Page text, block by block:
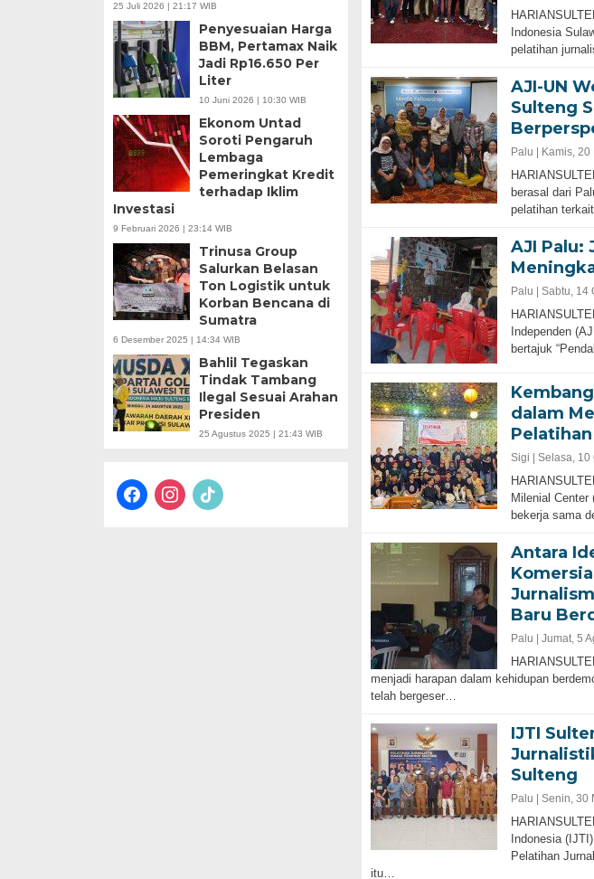
25 Juli 2026 | 21:17 WIB
Penyesuaian Harga
BBM, Pertamax Naik
Jadi Rp16.650 Per
Liter
10 Juni 2026 | 10:30 WIB
Ekonom Untad
Soroti Pengaruh
Lembaga
Pemeringkat Kredit
terhadap Iklim
Investasi
9 Februari 2026 | 23:14 WIB
Trinusa Group
Salurkan Belasan
Ton Logistik untuk
Korban Bencana di
Sumatra
6 Desember 2025 | 14:34 WIB
Bahlil Tegaskan
Tindak Tambang
Ilegal Sesuai Arahan
Presiden
25 Agustus 2025 | 21:43 WIB
facebookinstagram
tiktok
Indonesia
pelatihan
AJI-UN
Sulteng
Palu | Kamis, 20
berasal dari
pelatihan
AJI Palu:
Palu | Sabtu, 14
Independen
bertajuk
dalam
Sigi | Selasa, 10
Milenial Center
bekerja sama
Antara
Baru
Palu | Jumat, 5
menjadi harapan dalam kehidupan
telah bergeser…
IJTI
Sulteng
Palu | Senin, 30
Indonesia
Pelatihan
itu…